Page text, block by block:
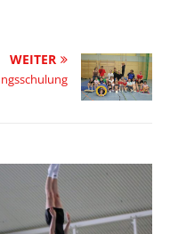
WEITER